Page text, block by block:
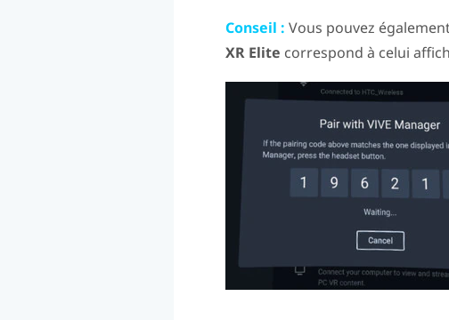
Conseil : Vous pouvez
XR Elite correspond à celui